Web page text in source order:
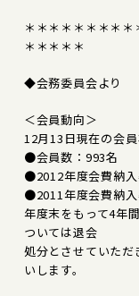
＊＊＊＊＊＊＊＊
＊＊＊＊＊
◆会務委員会より
＜会員動向＞
12月13日現在の会
●会員数：993名
●2012年度会費納入
●2011年度会費納入
年度末をもって4年
ついては退会
処分とさせていた
いします。